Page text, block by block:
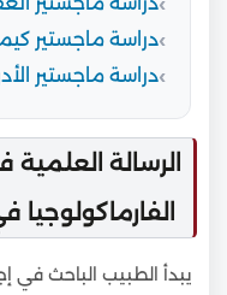
دراسة ماجستير
دراسة ماجستير
الرسالة
يبدأ الطبيب الباحث في